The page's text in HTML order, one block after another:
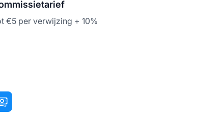
€5 per verwijzing + 10%